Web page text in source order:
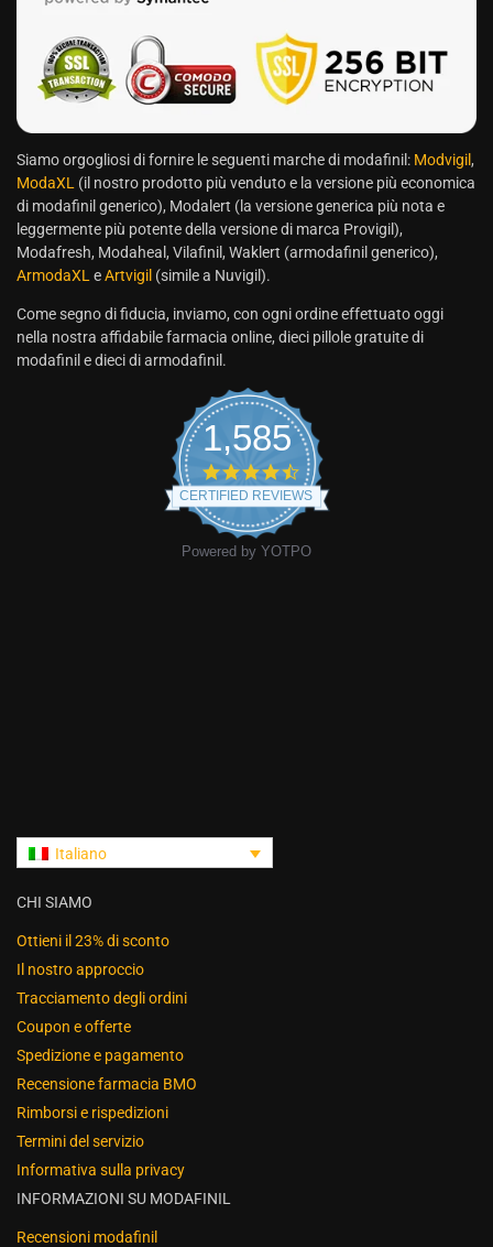
Siamo orgogliosi di fornire le seguenti marche di modafinil: Modvigil,
ModaXL (il nostro prodotto più venduto e la versione più economica
di modafinil generico), Modalert (la versione generica più nota e
leggermente più potente della versione di marca Provigil),
Modafresh, Modaheal, Vilafinil, Waklert (armodafinil generico),
ArmodaXLeArtvigil (simile a Nuvigil).
Come segno di fiducia, inviamo, con ogni ordine effettuato oggi
nella nostra affidabile farmacia online, dieci pillole gratuite di
modafinil e dieci di armodafinil.
1,585
CERTIFIED REVIEWS
Powered by YOTPO
Italiano
CHI SIAMO
Ottieni il 23% di sconto
Il nostro approccio
Tracciamento degli ordini
Coupon e offerte
Spedizione e pagamento
Recensione farmacia BMO
Rimborsi e rispedizioni
Termini del servizio
Informativa sulla privacy
INFORMAZIONI SU MODAFINIL
Recensioni modafinil